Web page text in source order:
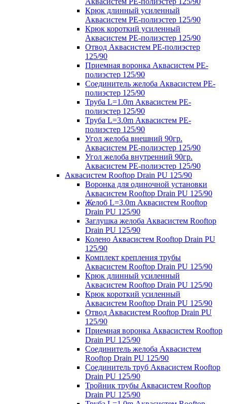
Крюк длинный усиленный
Аквасистем PE-полиэстер 125/90
Крюк короткий усиленный
Аквасистем PE-полиэстер 125/90
Отвод Аквасистем РЕ-полиэстер
125/90
Приемная воронка Аквасистем PE-
полиэстер 125/90
Соединитель желоба Аквасистем PE-
полиэстер 125/90
Труба L=1.0m Аквасистем PE-
полиэстер 125/90
Труба L=3.0m Аквасистем PE-
полиэстер 125/90
Угол желоба внешний 90гр.
Аквасистем PE-полиэстер 125/90
Угол желоба внутренний 90гр.
Аквасистем PE-полиэстер 125/90
Аквасистем Rooftop Drain PU 125/90
Воронка для одиночной установки
Аквасистем Rooftop Drain PU 125/90
Желоб L=3.0m Аквасистем Rooftop
Drain PU 125/90
Заглушка желоба Аквасистем Rooftop
Drain PU 125/90
Колено Аквасистем Rooftop Drain PU
125/90
Комплект крепления трубы
Аквасистем Rooftop Drain PU 125/90
Крюк длинный усиленный
Аквасистем Rooftop Drain PU 125/90
Крюк короткий усиленный
Аквасистем Rooftop Drain PU 125/90
Отвод Аквасистем Rooftop Drain PU
125/90
Приемная воронка Аквасистем Rooftop
Drain PU 125/90
Соединитель желоба Аквасистем
Rooftop Drain PU 125/90
Соединитель труб Аквасистем Rooftop
Drain PU 125/90
Тройник трубы Аквасистем Rooftop
Drain PU 125/90